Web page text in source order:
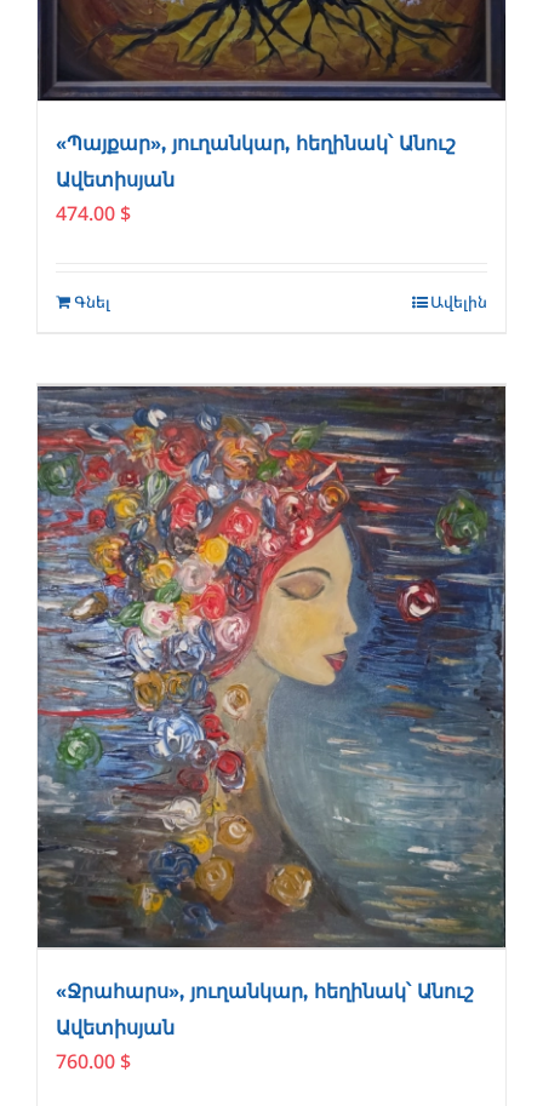
«Պայքար», յուղանկար, հեղինակ՝ Անուշ
Ավետիսյան
474.00 $
Գնել Ավելին
«Ջրահարս», յուղանկար, հեղինակ՝ Անուշ
Ավետիսյան
760.00 $